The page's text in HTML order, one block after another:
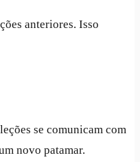
anteriores. Isso
se comunicam com
novo patamar.